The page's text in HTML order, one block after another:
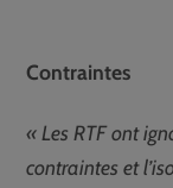
Contraintes
« Les RTF ont
contraintes et